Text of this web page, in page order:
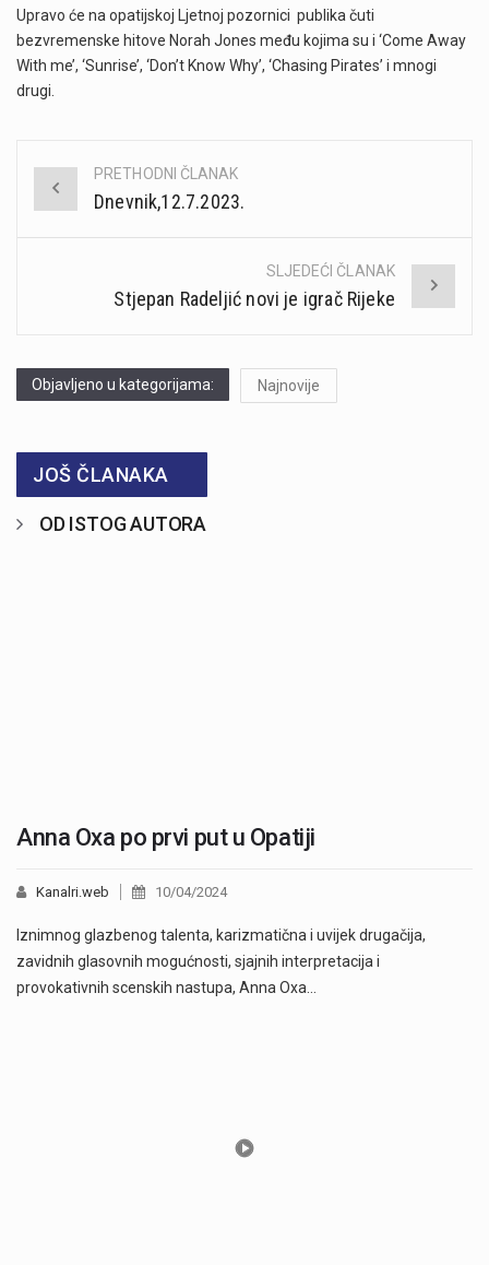
Upravo će na opatijskoj Ljetnoj pozornici publika čuti
bezvremenske hitove Norah Jones među kojima su i ‘Come Away
With me’, ‘Sunrise’, ‘Don’t Know Why’, ‘Chasing Pirates’ i mnogi
drugi.
Post
PRETHODNI ČLANAK
Dnevnik,12.7.2023.
SLJEDEĆI ČLANAK
Stjepan Radeljić novi je igrač Rijeke
Objavljeno u kategorijama: Najnovije
JOŠ ČLANAKA
OD ISTOG AUTORA
Anna Oxa po prvi put u Opatiji
Kanalri.web 10/04/2024
Iznimnog glazbenog talenta, karizmatična i uvijek drugačija,
zavidnih glasovnih mogućnosti, sjajnih interpretacija i
provokativnih scenskih nastupa, Anna Oxa…